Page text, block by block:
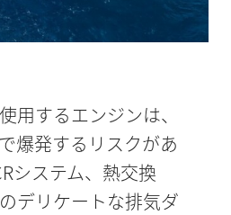
用するエンジンは、
爆発するリスクがあ
システム、熱交換
デリケートな排気ダ